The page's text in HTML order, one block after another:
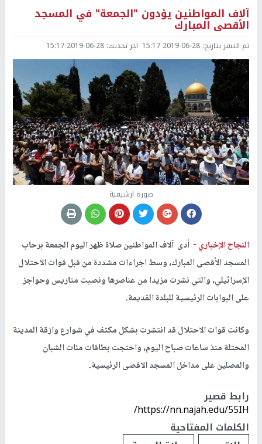
آلاف المواطنين يؤدون "الجمعة" في المسجد
الأقصى المبارك
تم النشر بتاريخ: 2019-06-28 15:17 اخر تحديث: 2019-06-28 15:17
صورة ارشيفية
النجاح الإخباري - أدى آلاف المواطنين صلاة ظهر اليوم الجمعة برحاب
المسجد الأقصى المبارك، وسط اجراءات مشددة من قبل قوات الاحتلال
الإسرائيلي، والتي نشرت مزيدا من عناصرها ونصبت متاريس وحواجز
على البوابات الرئيسية للبلدة القديمة.
وكانت قوات الاحتلال قد انتشرت بشكل مكثف في شوارع وازقة المدينة
المحتلة منذ ساعات صباح اليوم، واحتجت بطاقات مئات الشبان
والمصلين على مداخل المسجد الاقصى الرئيسية.
رابط قصير
https://nn.najah.edu/55IH/
الكلمات المفتاحية